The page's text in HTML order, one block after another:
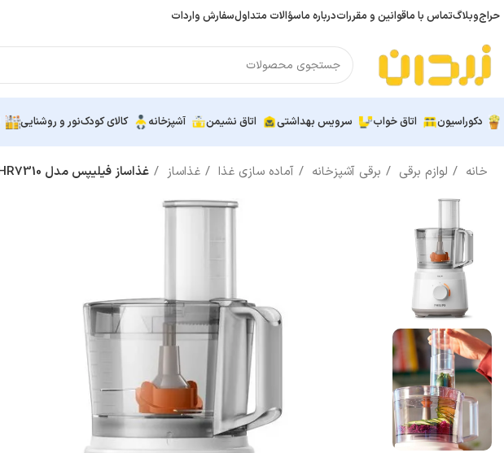
حراجوبلاگتماس با ماقوانین و مقرراتدرباره ماسؤالات متداولسفارش واردات
دکوراسیون اتاق خواب سرویس بهداشتی اتاق نشیمن آشپزخانه کالای کودکنور و روشنایی
خانه لوازم برقی برقی آشپزخانه آماده سازی غذا غذاساز غذاساز فیلیپس مدل HR7310 ظرفیت ۲.۱ لیتری